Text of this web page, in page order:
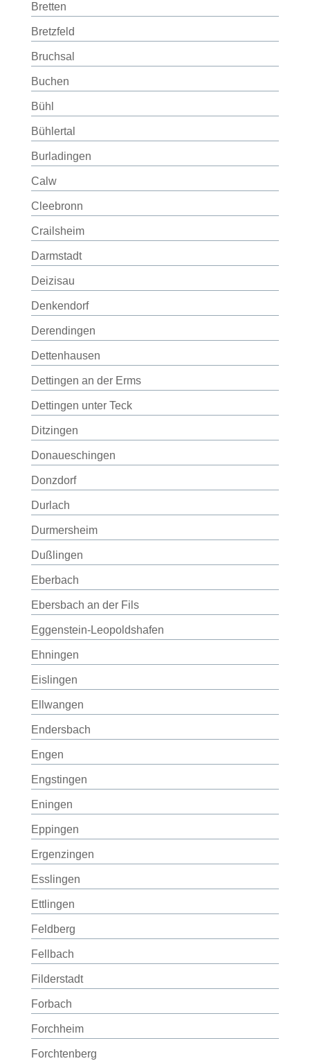
Bretten
Bretzfeld
Bruchsal
Buchen
Bühl
Bühlertal
Burladingen
Calw
Cleebronn
Crailsheim
Darmstadt
Deizisau
Denkendorf
Derendingen
Dettenhausen
Dettingen an der Erms
Dettingen unter Teck
Ditzingen
Donaueschingen
Donzdorf
Durlach
Durmersheim
Dußlingen
Eberbach
Ebersbach an der Fils
Eggenstein-Leopoldshafen
Ehningen
Eislingen
Ellwangen
Endersbach
Engen
Engstingen
Eningen
Eppingen
Ergenzingen
Esslingen
Ettlingen
Feldberg
Fellbach
Filderstadt
Forbach
Forchheim
Forchtenberg